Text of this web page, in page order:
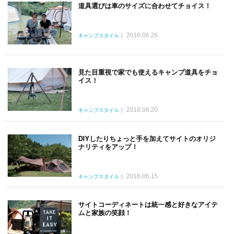
道具選びは車のサイズに合わせてチョイス！
キャンプスタイル 2018.06.26
見た目重視で家でも使えるキャンプ道具をチョ
イス！
キャンプスタイル 2018.06.20
DIYしたりちょっと手を加えてサイトのオリジ
ナリティをアップ！
キャンプスタイル 2018.06.15
サイトコーディネートは統一感と好きなアイテ
ムと家族の笑顔！